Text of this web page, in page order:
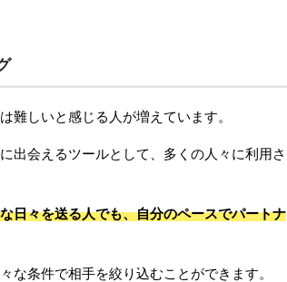
難しいと感じる人が増えています。
出会えるツールとして、多くの人々に利用さ
日々を送る人でも、自分のペースでパートナ
な条件で相手を絞り込むことができます。